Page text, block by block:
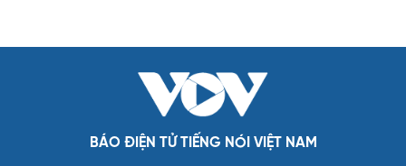
BÁO ĐIỆN TỬ TIẾNG NÓI VIỆT NAM